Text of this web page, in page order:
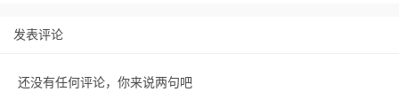
发表评论
还没有任何评论，你来说两句吧